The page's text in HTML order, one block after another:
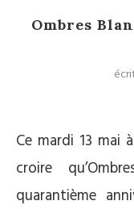
Ombres
Ce mardi 13 mai
croire
quarantième